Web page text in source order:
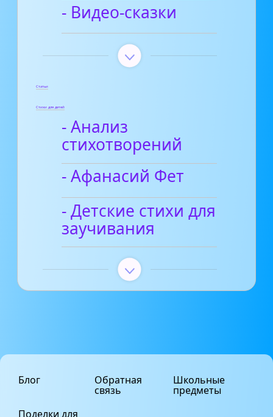
- Видео-сказки
Статьи
Стихи для детей
- Анализ
стихотворений
- Афанасий Фет
- Детские стихи для
заучивания
Блог
Поделки для
Обратная
связь
Школьные
предметы